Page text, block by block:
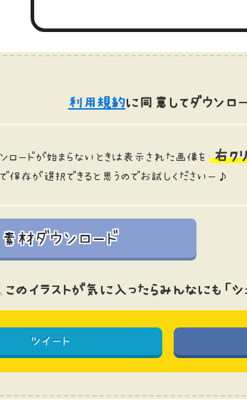
利用規約に同意してダウンロ
ロードが始まらないときは表示された画像を 右ク
で保存が選択できると思うのでお試しくださいー♪
素材ダウンロード
このイラストが気に入ったらみんなにも「シ
ツイート